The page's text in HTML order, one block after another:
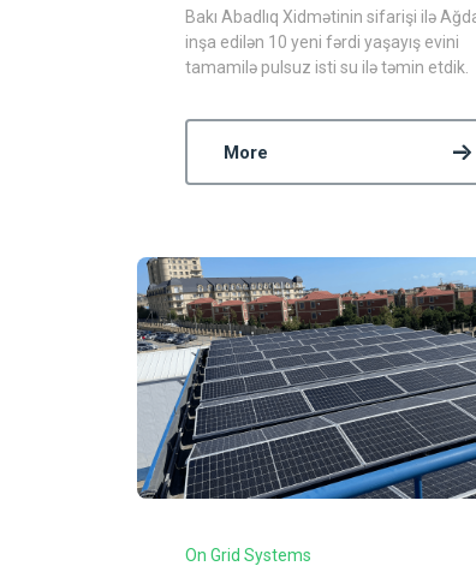
Bakı Abadlıq Xidmətinin sifarişi ilə
inşa edilən 10 yeni fərdi yaşayış evini
tamamilə pulsuz isti su ilə təmin etdik.
More
On Grid Systems